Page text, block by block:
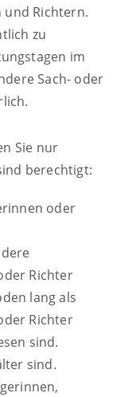
Richtern.
zu
im
Sach- oder
Sie nur
berechtigt:
oder
Richter
lang als
Richter
sind.
sind.